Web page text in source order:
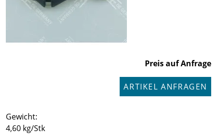
Preis auf Anfrage
ARTIKEL ANFRAGEN
Gewicht:
4,60 kg/Stk